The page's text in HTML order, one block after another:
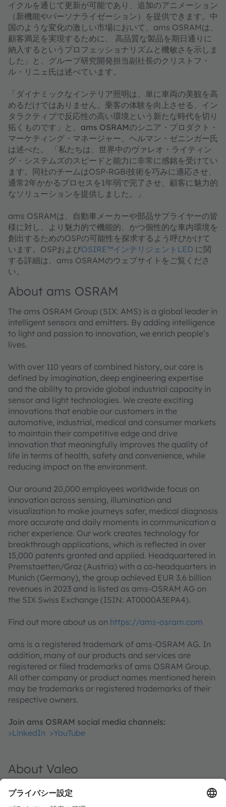
イクルを通じて更新が可能であり、追加のアニメーション
（新機能やパーソナライゼーション）を提供できます。中
国のような変化の激しい市場において、ams OSRAMは、
顧客満足を実現するために 、
高品質な製品を期日通りに
納入するというプロフェッショナリズムと機敏さを示しま
した」 と、グループ研究開発担当副社長のクリストフ・
ル・リニェ氏は述べています。
「ダイナミックなインテリア照明は、単に車両の美観を高
めるだけではありません。乗客の体験を向上させる、イン
タラクティブで反応性の高い環境という新たな時代を切り
拓くものです」と 、ams OSRAMのシニア・プロダクト・
マーケティング・マネージャー、ヘルマン・ゼニンガー氏
は述べた。
「私たちは、世界中のヴァレオ・ライティン
グ・システムズのスピードと能力に非常に感銘を受けてい
ます。同社のチームはOSP-RGBi技術を巧みに適応させ、
通常2年かかるプロセスを1年弱で完了させ、顧客に魅力的
なソリューションを提供しました。」
ams OSRAMは、自動車メーカーや部品サプライヤーの皆
様に対し、より魅力的で機能的、かつ個性的な車内環境を
創出するためのOSPの可能性を探求するよう呼びかけて
います。OSPおよびOSIRE™インテリジェントLED に関
する詳細は、ams OSRAMのウェブサイトをご覧くださ
い。
About ams OSRAM
The ams OSRAM Group (SIX: AMS) is a global leader in
intelligent sensors and emitters. By adding intelligence
to light and passion to innovation, we enrich people’s
lives.
With over 110 years of combined history, our core is
defined by imagination, deep engineering expertise
and the ability to provide global industrial capacity in
sensor and light technologies. We create exciting
innovations that enable our customers in the
automotive, industrial, medical and consumer markets
to maintain their competitive edge and drive
innovation that meaningfully improves the quality of
life in terms of health, safety and convenience, while
reducing impact on the environment.
Our around 20,000 employees worldwide focus on
innovation across sensing, illumination and
visualization to make journeys safer, medical diagnosis
more accurate and daily moments in communication a
richer experience. Our work creates technology for
breakthrough applications, which is reflected in over
15,000 patents granted and applied. Headquartered in
Premstaetten/Graz (Austria) with a co-headquarters in
Munich (Germany), the group achieved EUR 3.6 billion
revenues in 2023 and is listed as ams-OSRAM AG on
the SIX Swiss Exchange (ISIN: AT0000A3EPA4).
Find out more about us on https://ams-osram.com
ams is a registered trademark of ams-OSRAM AG. In
addition, many of our products and services are
registered or filed trademarks of ams OSRAM Group.
All other company or product names mentioned herein
may be trademarks or registered trademarks of their
respective owners.
Join ams OSRAM social media channels:
>LinkedIn >YouTube
About Valeo
As a technology company and partner to all
automakers and new mobility players, Valeo is